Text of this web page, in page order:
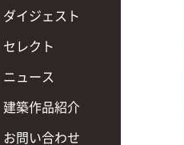
ダイジェスト
セレクト
ニュース
建築作品紹介
お問い合わせ